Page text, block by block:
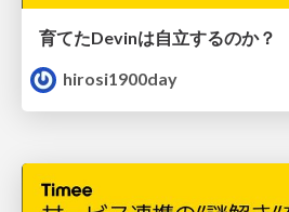
育てたDevinは自立するのか？
hirosi1900day